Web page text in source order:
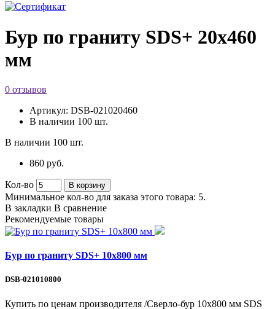
Бур по граниту SDS+ 20х460
мм
0 отзывов
Артикул: DSB-021020460
В наличии 100 шт.
В наличии 100 шт.
860 руб.
Кол-во В корзину
Минимальное кол-во для заказа этого товара: 5.
В закладки В сравнение
Рекомендуемые товары
Бур по граниту SDS+ 10х800 мм
DSB-021010800
Купить по ценам производителя /Сверло-бур 10х800 мм SDS